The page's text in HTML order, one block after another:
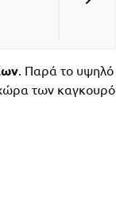
. Παρά το υψηλό
των καγκουρό